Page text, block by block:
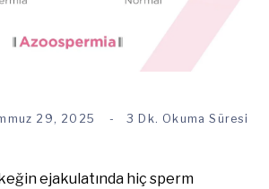
29, 2025 3 Dk. Okuma Süresi
ejakulatında hiç sperm